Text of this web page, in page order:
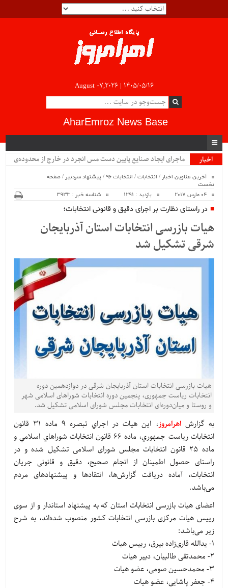
August 07,2026 | ۱۴۰۵/۰۵/۱۶
AharEmroz News Base
اخبار
ماجرای ایجاد صنایع پایین دست مس انجرد در خارج از محدوده‌ی
آخرین عناوین اخبار / انتخابات/ انتخابات 96 /پیشنهاد سردبیر /صفحه
نخست
04 مارس 2017
بازدید : 1291 شناسه خبر : 3933
در راستای نظارت بر اجرای دقیق و قانونی انتخابات؛
هیات بازرسی انتخابات استان آذربایجان
شرقی تشکیل شد
هیات بازرسی انتخابات استان آذربایجان شرقی در دوازدهمین دوره
انتخابات ریاست جمهوری، پنجمین دوره انتخابات شوراهای اسلامی شهر
و روستا و میان‌دوره‌ای انتخابات مجلس شورای اسلامی تشکیل شد.
به گزارشاهرامروز
، این هیات در اجراي تبصره 9 ماده 31 قانون
انتخابات رياست جمهوري، ماده 66 قانون انتخابات شوراهاي اسلامي و
ماده 25 قانون انتخابات مجلس شورای اسلامی تشکیل شده و در
راستای حصول اطمینان از انجام صحیح، دقیق و قانونی جریان
انتخابات، آماده دریافت گزارش‌ها، انتقادها و پیشنهادهای مردم
می‌باشد.
اعضای هیات بازرسی انتخابات استان که به پیشنهاد استاندار و از سوی
رییس هیات مرکزی بازرسی انتخابات کشور منصوب شده‌اند، به شرح
زیر می‌باشد:
1- یدالله قاری‌زاده بیرق، رییس هیات
2- محمدتقی طالبیان، دبیر هیات
3- محمدحسین صومی، عضو هیات
4- جعفر پاشایی، عضو هیات